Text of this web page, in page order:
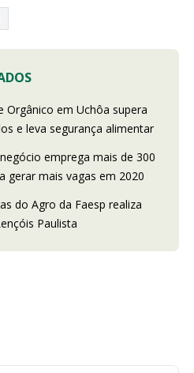
Orgânico em Uchôa supera
e leva segurança alimentar
emprega mais de 300
gerar mais vagas em 2020
do Agro da Faesp realiza
Paulista